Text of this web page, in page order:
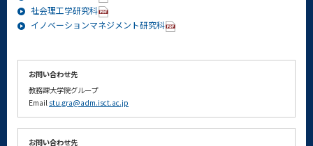
社会理工学研究科
イノベーションマネジメント研究科
お問い合わせ先
教務課大学院グループ
Email stu.gra@adm.isct.ac.jp
お問い合わせ先